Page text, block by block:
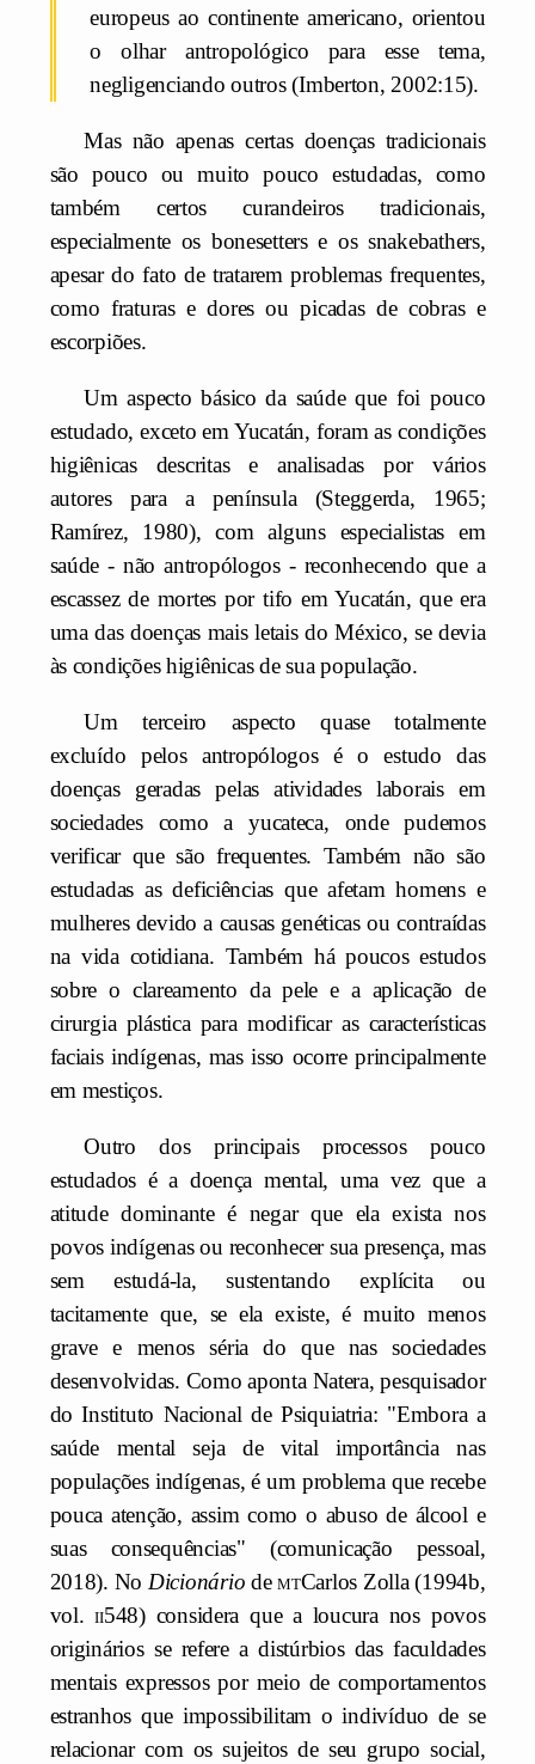
europeus ao continente americano, orientou
o olhar antropológico para esse tema,
negligenciando outros (Imberton, 2002:15).
Mas não apenas certas doenças tradicionais
são pouco ou muito pouco estudadas, como
também certos curandeiros tradicionais,
especialmente os bonesetters e os snakebathers,
apesar do fato de tratarem problemas frequentes,
como fraturas e dores ou picadas de cobras e
escorpiões.
Um aspecto básico da saúde que foi pouco
estudado, exceto em Yucatán, foram as condições
higiênicas descritas e analisadas por vários
autores para a península (Steggerda, 1965;
Ramírez, 1980), com alguns especialistas em
saúde - não antropólogos - reconhecendo que a
escassez de mortes por tifo em Yucatán, que era
uma das doenças mais letais do México, se devia
às condições higiênicas de sua população.
Um terceiro aspecto quase totalmente
excluído pelos antropólogos é o estudo das
doenças geradas pelas atividades laborais em
sociedades como a yucateca, onde pudemos
verificar que são frequentes. Também não são
estudadas as deficiências que afetam homens e
mulheres devido a causas genéticas ou contraídas
na vida cotidiana. Também há poucos estudos
sobre o clareamento da pele e a aplicação de
cirurgia plástica para modificar as características
faciais indígenas, mas isso ocorre principalmente
em mestiços.
Outro dos principais processos pouco
estudados é a doença mental, uma vez que a
atitude dominante é negar que ela exista nos
povos indígenas ou reconhecer sua presença, mas
sem estudá-la, sustentando explícita ou
tacitamente que, se ela existe, é muito menos
grave e menos séria do que nas sociedades
desenvolvidas. Como aponta Natera, pesquisador
do Instituto Nacional de Psiquiatria: "Embora a
saúde mental seja de vital importância nas
populações indígenas, é um problema que recebe
pouca atenção, assim como o abuso de álcool e
suas consequências" (comunicação pessoal,
2018). No Dicionário demtCarlos Zolla (1994b,
vol.ii548) considera que a loucura nos povos
originários se refere a distúrbios das faculdades
mentais expressos por meio de comportamentos
estranhos que impossibilitam o indivíduo de se
relacionar com os sujeitos de seu grupo social,